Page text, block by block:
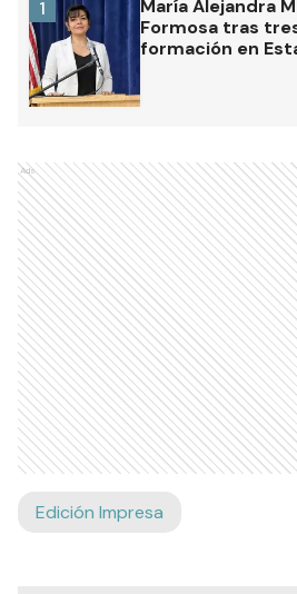
María Alejandra
Formosa tras
formación en
1
Ads
Edición Impresa